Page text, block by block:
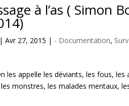
à l’as ( Simon
|Avr 27, 2015 | - Documentation,
les appelle les déviants, les fous,
monstres, les malades mentaux,